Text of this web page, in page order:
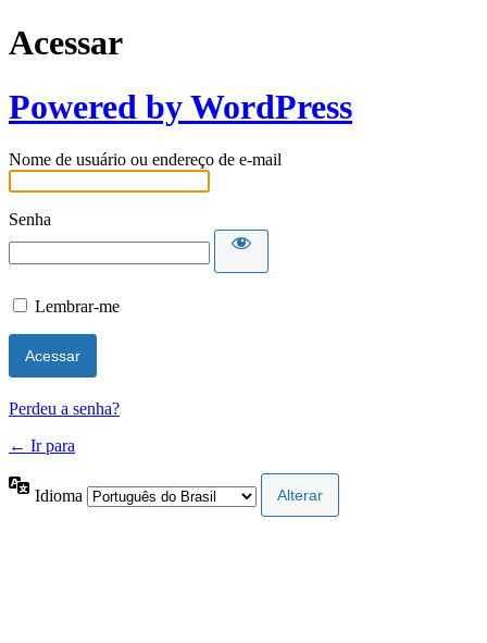
Acessar
Powered by WordPress
Nome de usuário ou endereço de e-mail
Senha
Lembrar-me
Perdeu a senha?
← Ir para
Idioma